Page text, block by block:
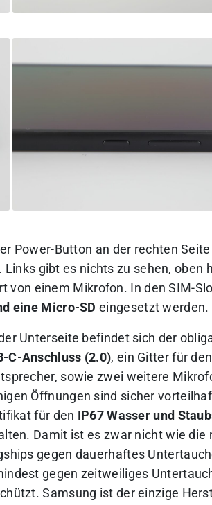
Power-Button an der rechten
gibt es nichts zu sehen, oben
von einem Mikrofon. In den SIM-
eine Micro-SD eingesetzt werden.
Unterseite befindet sich der
C-Anschluss (2.0), ein Gitter für den
sowie zwei weitere
Öffnungen sind sicher
für den
IP67 Wasser und
Damit ist es zwar nicht wie die
gegen dauerhaftes
gegen zeitweiliges
Samsung ist der einzige